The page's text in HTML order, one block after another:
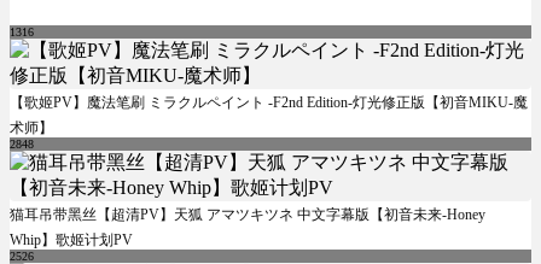
1316
【歌姬PV】魔法笔刷 ミラクルペイント -F2nd Edition-灯光修正版【初音MIKU-魔
术师】
2848
猫耳吊带黑丝【超清PV】天狐 アマツキツネ 中文字幕版【初音未来-Honey
Whip】歌姬计划PV
2526